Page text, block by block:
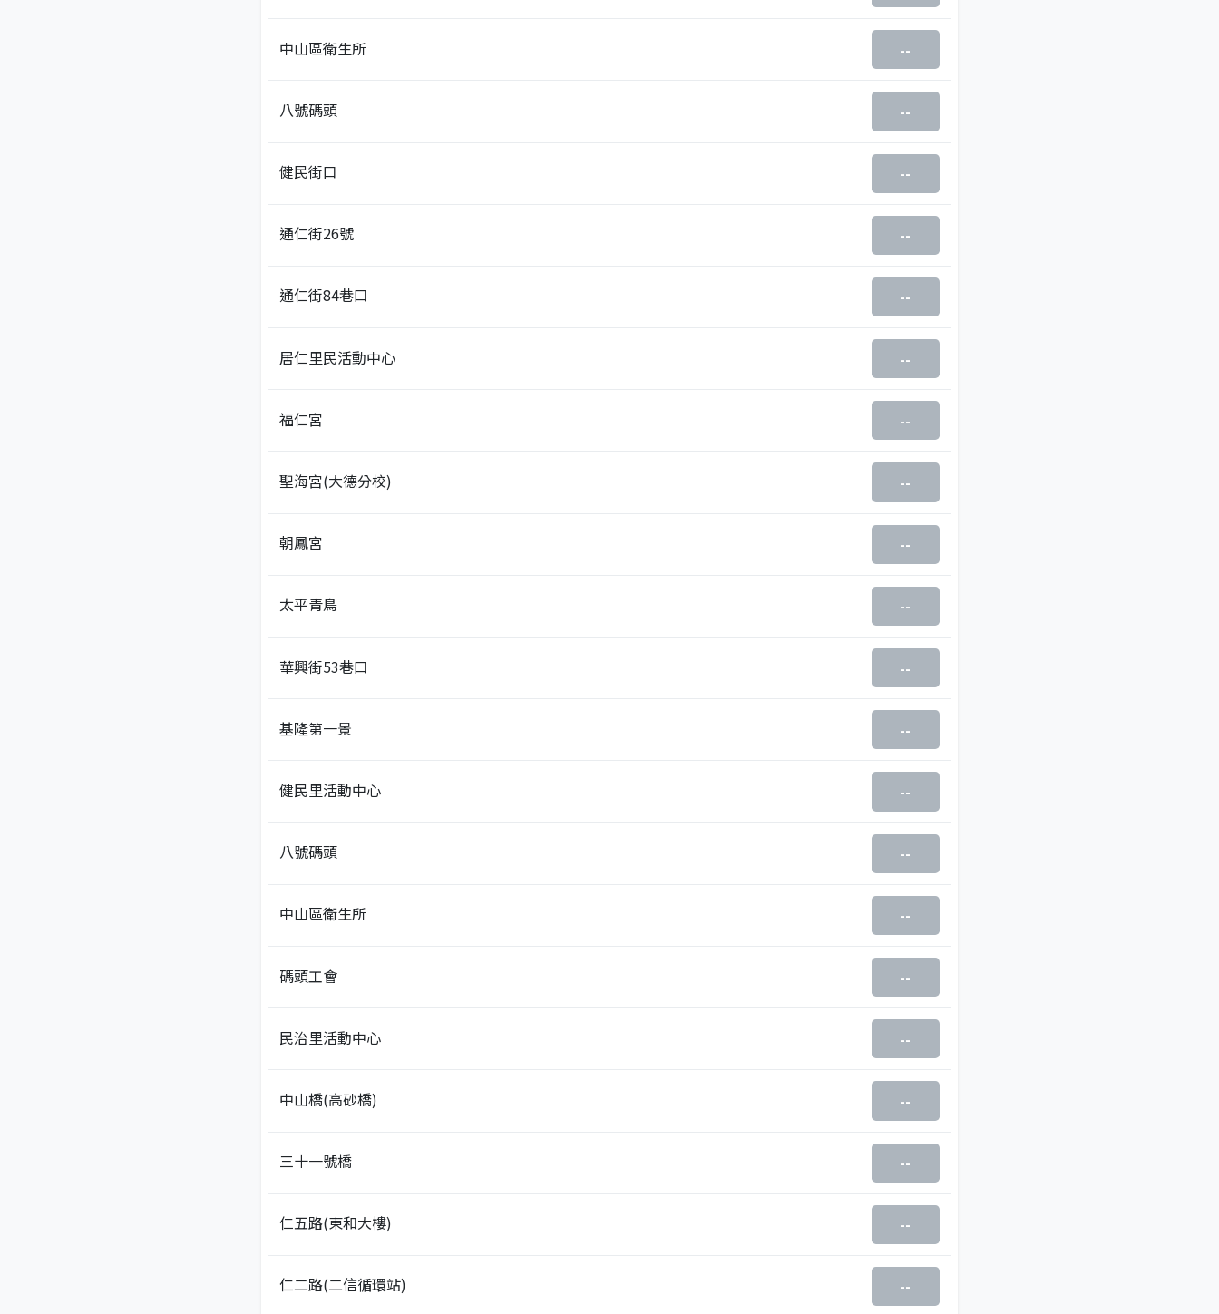
中山區衛生所 --
八號碼頭 --
健民街口 --
通仁街26號 --
通仁街84巷口 --
居仁里民活動中心 --
福仁宮 --
聖海宮(大德分校) --
朝鳳宮 --
太平青鳥 --
華興街53巷口 --
基隆第一景 --
健民里活動中心 --
八號碼頭 --
中山區衛生所 --
碼頭工會 --
民治里活動中心 --
中山橋(高砂橋) --
三十一號橋 --
仁五路(東和大樓) --
仁二路(二信循環站) --